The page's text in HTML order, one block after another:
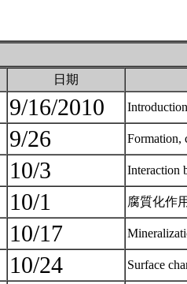
日期
9/16/2010
9/26 Formation,
10/3 Interaction
10/1 腐質化作
10/17
10/24 Surface